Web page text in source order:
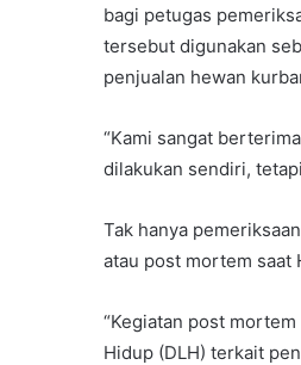
bagi petugas
tersebut digunakan
penjualan hewan
“Kami sangat
dilakukan sendiri,
Tak hanya
atau post mortem saat
“Kegiatan post
Hidup (DLH) terkait